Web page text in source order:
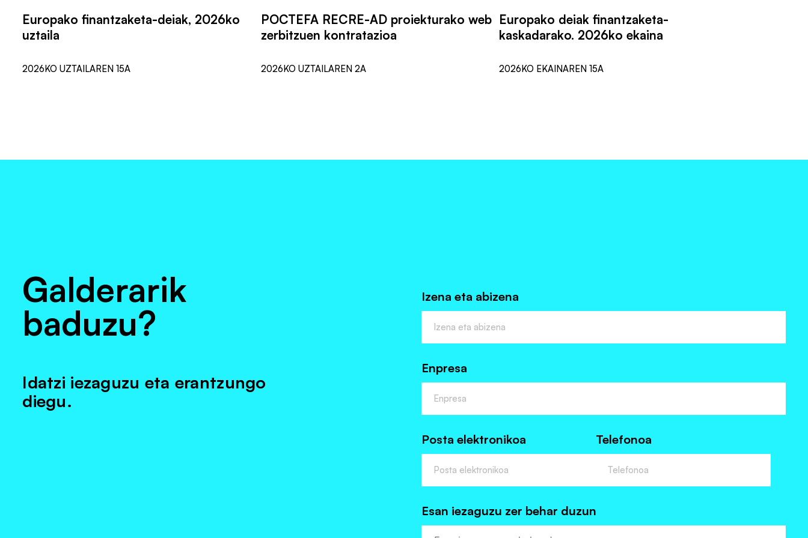
Europako finantzaketa-deiak, 2026ko
uztaila
2026KO UZTAILAREN 15A
POCTEFA RECRE-AD proiekturako web
zerbitzuen kontratazioa
2026KO UZTAILAREN 2A
Europako deiak finantzaketa-
kaskadarako. 2026ko ekaina
2026KO EKAINAREN 15A
Galderarik
baduzu?
Idatzi iezaguzu eta erantzungo
diegu.
Izena eta abizena
Enpresa
Posta elektronikoa Telefonoa
Esan iezaguzu zer behar duzun